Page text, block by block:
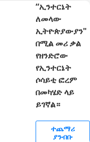
“ኢንተርኔት
ለመላው
ኢትዮጵያውያን"
በሚል መሪ ቃል
የዘንድሮው
የኢንተርኔት
ሶሳይቲ ፎረም
በመካሄድ ላይ
ይገኛል።
ተጨማሪ
ያንብቡ